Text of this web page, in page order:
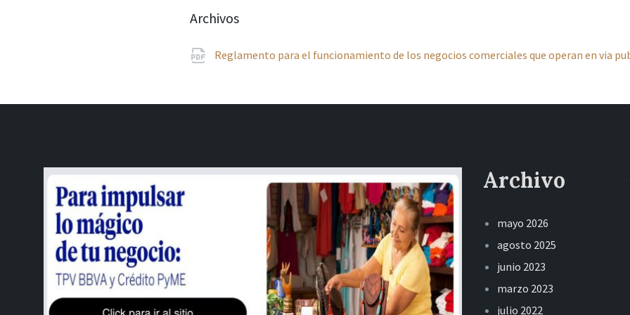
Archivos
Reglamento para el funcionamiento de los negocios comerciales que operan en via
Archivo
mayo 2026
agosto 2025
junio 2023
marzo 2023
julio 2022